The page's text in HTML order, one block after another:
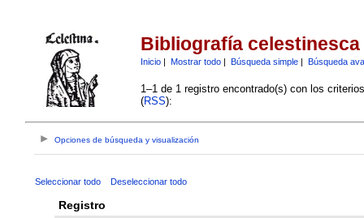
Bibliografía celestinesca
Inicio| Mostrar todo| Búsqueda simple| Búsqueda
1–1 de 1 registro encontrado(s) con los
(RSS):
Opciones de búsqueda y visualización
Seleccionar todo Deseleccionar todo
Registro